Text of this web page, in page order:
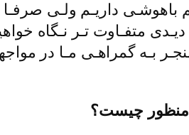
باهوشـی داریـم ولـی
دیـدی متفـاوت تـر نـگاه
بـه گمراهـی مـا در
منظور چیست؟